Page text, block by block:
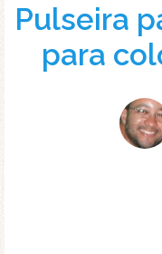
Pulseira
para